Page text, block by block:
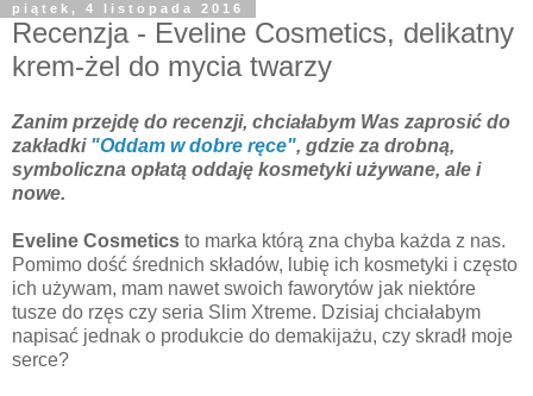
piątek, 4 listopada 2016
Recenzja - Eveline Cosmetics, delikatny
krem-żel do mycia twarzy
Zanim przejdę do recenzji, chciałabym Was zaprosić do
zakładki "Oddam w dobre ręce", gdzie za drobną,
symboliczna opłatą oddaję kosmetyki używane, ale i
nowe.
Eveline Cosmetics to marka którą zna chyba każda z nas.
Pomimo dość średnich składów, lubię ich kosmetyki i często
ich używam, mam nawet swoich faworytów jak niektóre
tusze do rzęs czy seria Slim Xtreme. Dzisiaj chciałabym
napisać jednak o produkcie do demakijażu, czy skradł moje
serce?